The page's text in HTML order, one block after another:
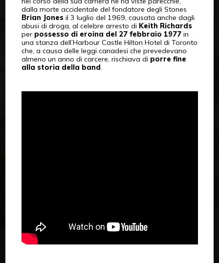
dalla morte accidentale del fondatore degli Stones
Brian Jonesil 3 luglio del 1969, causata anche dagli
abusi di droga, al celebre arresto di Keith Richards
per possesso di eroina del 27 febbraio 1977in
una stanza dell’Harbour Castle Hilton Hotel di Toronto
che, a causa delle leggi canadesi che prevedevano
almeno un anno di carcere, rischiava di porre fine
alla storia della band.